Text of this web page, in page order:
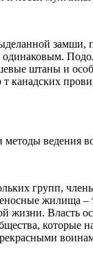
штаны и
канадских
ведения
групп,
жилища –
жизни. Власть
которые